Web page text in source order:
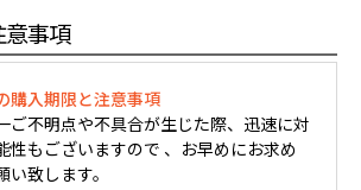
意事項
購入期限と注意事項
ご不明点や不具合が生じた際、迅速に対
性もございますので 、お早めにお求め
致します。